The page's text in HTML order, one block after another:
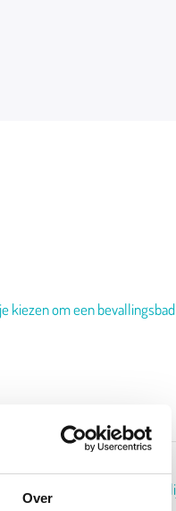
Over
kiezen om een
kan vanaf 247,- en het bad